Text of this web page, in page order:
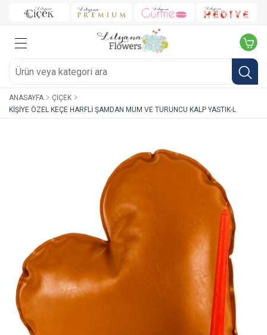
ANASAYFA
ÇIÇEK
KIŞIYE ÖZEL KEÇE HARFLI ŞAMDAN MUM VE TURUNCU KALP YASTIK-L